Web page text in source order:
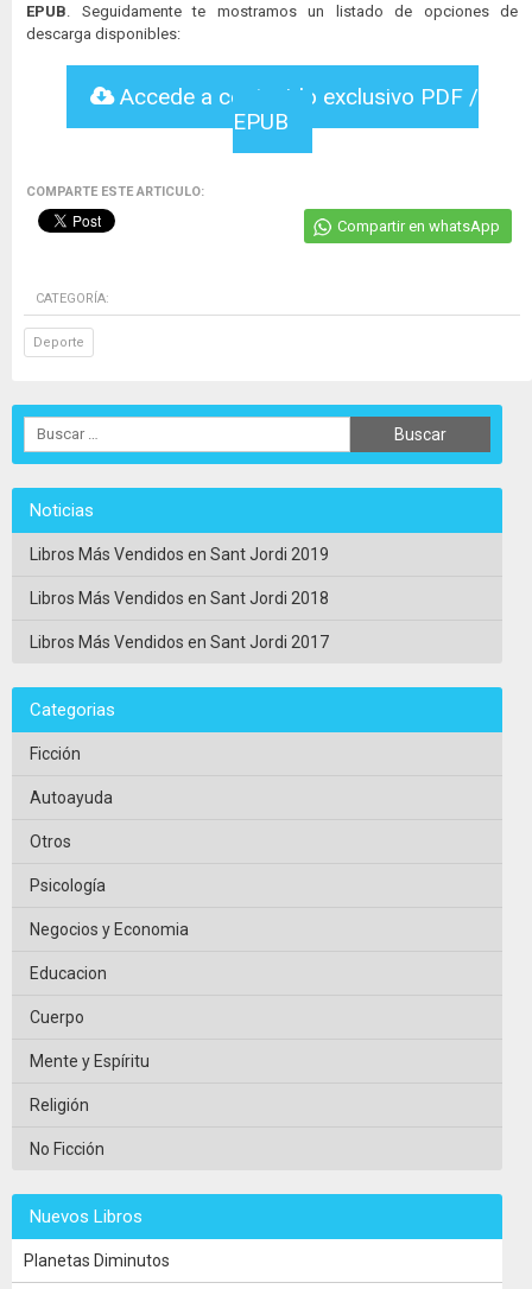
EPUB . Seguidamente te mostramos un listado de opciones de
descarga disponibles:
Accede a contenido exclusivo PDF /
EPUB
COMPARTE ESTE ARTICULO:
Compartir en whatsApp
CATEGORÍA:
Deporte
Noticias
Libros Más Vendidos en Sant Jordi 2019
Libros Más Vendidos en Sant Jordi 2018
Libros Más Vendidos en Sant Jordi 2017
Categorias
Ficción
Autoayuda
Otros
Psicología
Negocios y Economia
Educacion
Cuerpo
Mente y Espíritu
Religión
No Ficción
Nuevos Libros
Planetas Diminutos